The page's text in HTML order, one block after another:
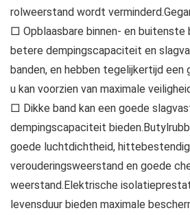
rolweerstand wordt
□ Opblaasbare binnen- en buitenste
betere dempingscapaciteit en
banden, en hebben tegelijkertijd
u kan voorzien van maximale
□ Dikke band kan een goede
dempingscapaciteit
goede luchtdichtheid,
verouderingsweerstand en goede
weerstand.Elektrische
levensduur bieden maximale